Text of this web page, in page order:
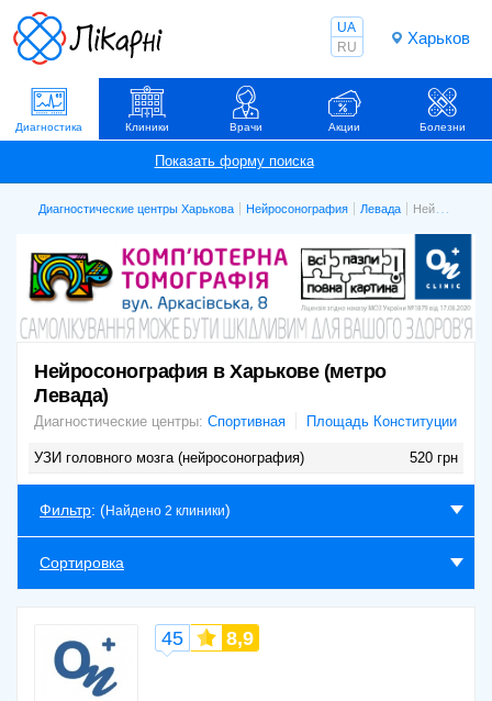
Харьков
UA
RU
Диагностика Клиники Врачи Акции Болезни
Диагностические центры Харькова Нейросонография Левада Нейросонография в Харькове (метро Левада)
Нейросонография в Харькове (метро
Левада)
Диагностические центры: Спортивная Площадь Конституции
УЗИ головного мозга (нейросонография) 520 грн
Фильтр: (Найдено 2 клиники)
Сортировка
45 8,9